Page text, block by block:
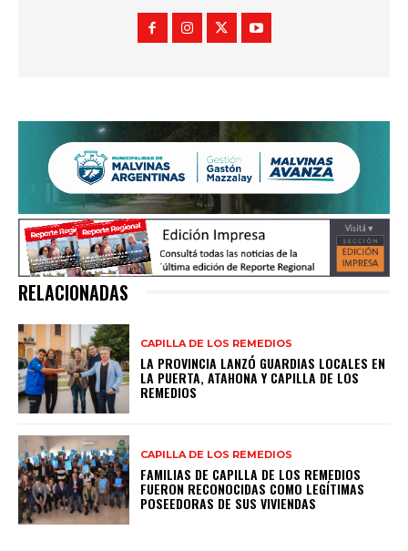
RELACIONADAS
CAPILLA DE LOS REMEDIOS
LA PROVINCIA LANZÓ GUARDIAS LOCALES EN
LA PUERTA, ATAHONA Y CAPILLA DE LOS
REMEDIOS
CAPILLA DE LOS REMEDIOS
FAMILIAS DE CAPILLA DE LOS REMEDIOS
FUERON RECONOCIDAS COMO LEGÍTIMAS
POSEEDORAS DE SUS VIVIENDAS